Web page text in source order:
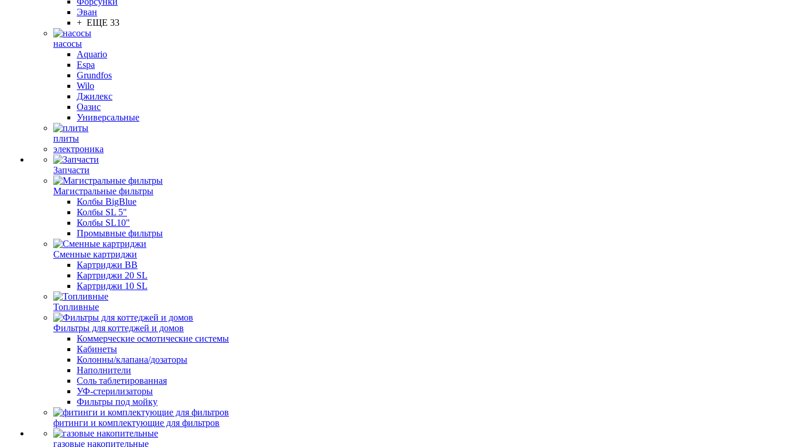
Эван
+ ЕЩЕ 33
насосы
Aquario
Espa
Grundfos
Wilo
Джилекс
Оазис
Универсальные
плиты
электроника
Запчасти
Магистральные фильтры
Колбы BigBlue
Колбы SL 5"
Колбы SL10"
Промывные фильтры
Сменные картриджи
Картриджи BB
Картриджи 20 SL
Картриджи 10 SL
Топливные
Фильтры для коттеджей и домов
Коммерческие осмотические системы
Кабинеты
Колонны/клапана/дозаторы
Наполнители
Соль таблетированная
УФ-стерилизаторы
Фильтры под мойку
фитинги и комплектующие для фильтров
газовые накопительные